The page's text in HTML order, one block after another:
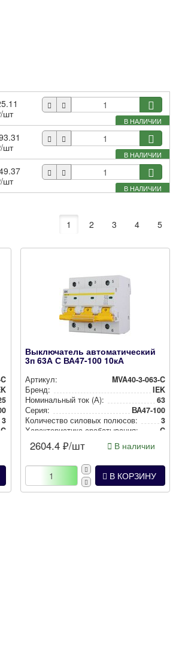
В НАЛИЧИИ
/шт
В НАЛИЧИИ
/шт
В НАЛИЧИИ
/шт
1 2 3 4 5
3
C
Выключатель автоматический
3п 63А С ВА47-100 10кА
Артикул:
MVA40-3-063-C
Бренд:
IEK
Номи­наль­ный ток (А):
63
Серия:
ВА47-100
Количество силовых полюсов:
3
Харак­те­рис­ти­ка сра­ба­ты­ва­ния:
C
2604.4 ₽/шт В наличии
В КОРЗИНУ